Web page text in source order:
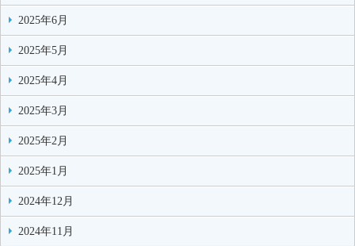
2025年6月
2025年5月
2025年4月
2025年3月
2025年2月
2025年1月
2024年12月
2024年11月